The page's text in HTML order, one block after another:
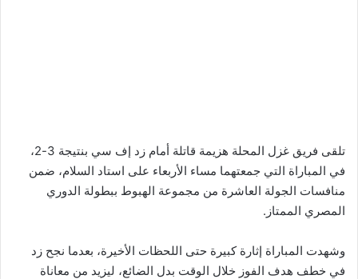
تلقى فريق غزل المحلة هزيمة قاتلة أمام زد إف سي بنتيجة 3-2،
في المباراة التي جمعتهما مساء الأربعاء على استاد السلام، ضمن
منافسات الجولة العاشرة من مجموعة الهبوط ببطولة الدوري
المصري الممتاز.
وشهدت المباراة إثارة كبيرة حتى اللحظات الأخيرة، بعدما نجح زد
في خطف هدف الفوز خلال الوقت بدل الضائع، ليزيد من معاناة